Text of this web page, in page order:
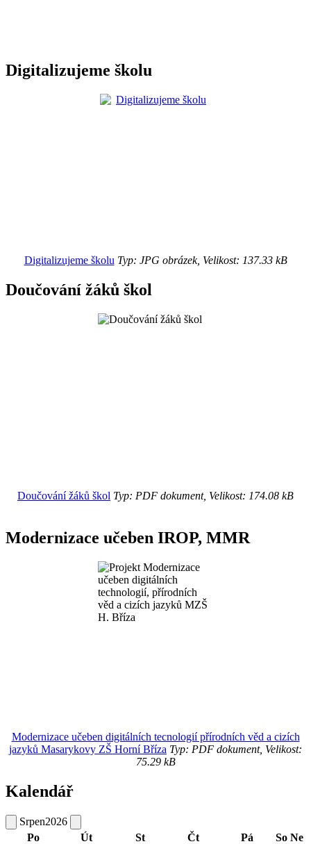
Digitalizujeme školu
Digitalizujeme školu Typ: JPG obrázek, Velikost: 137.33 kB
Doučování žáků škol
Doučování žáků škol Typ: PDF dokument, Velikost: 174.08 kB
Modernizace učeben IROP, MMR
Modernizace učeben digitálních tecnologií přírodních věd a cizích
jazyků Masarykovy ZŠ Horní Bříza Typ: PDF dokument, Velikost:
75.29 kB
Kalendář
Srpen2026
Po
Út St Čt Pá So Ne